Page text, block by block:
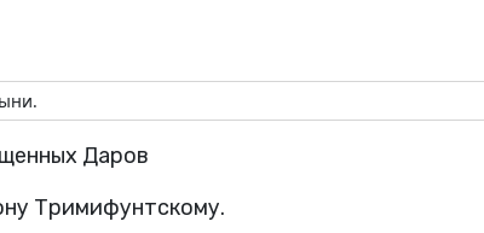
Даров
Тримифунтскому.